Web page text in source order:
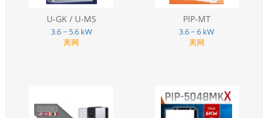
U-GK / U-MS
3.6 ~ 5.6 kW
离网
PIP-MT
3.6 ~ 6 kW
离网